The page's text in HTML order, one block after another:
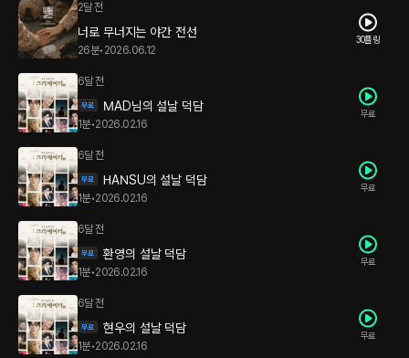
2달 전
너로 무너지는 야간 전선
26분• 2026.06.12
30플링
6달 전
MAD님의 설날 덕담
1분•2026.02.16
무료
6달 전
HANSU의 설날 덕담
1분•2026.02.16
무료
6달 전
환영의 설날 덕담
1분•2026.02.16
무료
6달 전
현우의 설날 덕담
1분•2026.02.16
무료